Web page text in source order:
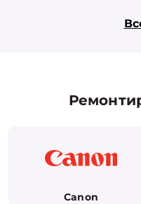
Canon